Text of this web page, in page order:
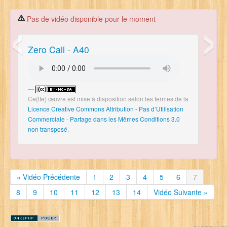
Contact
Se Connecter
‹ ›
Pas de vidéo disponible pour le moment
Zero Call - A40
Ce(tte) œuvre est mise à disposition selon les termes de la
Licence Creative Commons Attribution - Pas d’Utilisation
Commerciale - Partage dans les Mêmes Conditions 3.0
non transposé
« Vidéo Précédente 1 2 3 4 5 6
7
8
9 10 11 12 13 14 Vidéo Suivante »